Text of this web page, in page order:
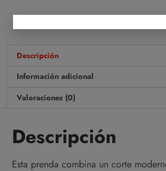
Descripción
Información adicional
Valoraciones (0)
Descripción
Esta prenda combina un corte